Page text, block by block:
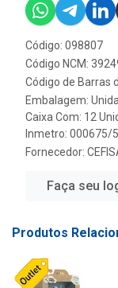
Código: 098807
Código NCM:
Código de Barras
Embalagem:
Caixa Com: 12
Inmetro: 000675/
Fornecedor:
Faça seu
Produtos